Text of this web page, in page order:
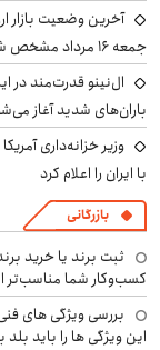
آخرین وضعیت بازار
جمعه ۱۶ مرداد مشخص شد
ال‌نینو قدرت‌مند در
باران‌های شدید آغاز
وزیر خزانه‌داری
با ایران را اعلام کرد
بازرگانی
ثبت برند یا خرید
کسب‌وکار شما مناسب‌تر
بررسی ویژگی های
این ویژگی ها را باید بلد